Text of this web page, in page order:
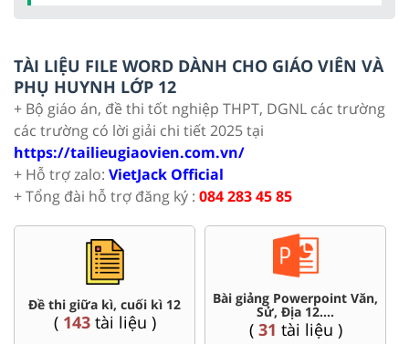
TÀI LIỆU FILE WORD DÀNH CHO GIÁO VIÊN VÀ
PHỤ HUYNH LỚP 12
+ Bộ giáo án, đề thi tốt nghiệp THPT, DGNL các trường
các trường có lời giải chi tiết 2025 tại
https://tailieugiaovien.com.vn/
+ Hỗ trợ zalo: VietJack Official
+ Tổng đài hỗ trợ đăng ký : 084 283 45 85
Đề thi giữa kì, cuối kì 12
( 143tài liệu )
Bài giảng Powerpoint Văn,
Sử, Địa 12....
( 31 tài liệu )